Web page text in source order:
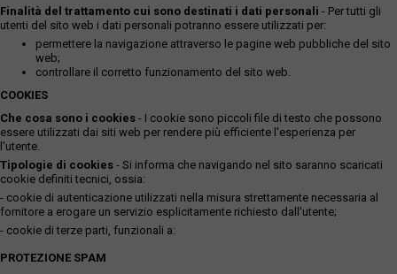
Finalità del trattamento cui sono destinati i dati personali - Per tutti gli
utenti del sito web i dati personali potranno essere utilizzati per:
permettere la navigazione attraverso le pagine web pubbliche del sito
web;
controllare il corretto funzionamento del sito web.
COOKIES
Che cosa sono i cookies - I cookie sono piccoli file di testo che possono
essere utilizzati dai siti web per rendere più efficiente l'esperienza per
l'utente.
Tipologie di cookies - Si informa che navigando nel sito saranno scaricati
cookie definiti tecnici, ossia:
- cookie di autenticazione utilizzati nella misura strettamente necessaria al
fornitore a erogare un servizio esplicitamente richiesto dall'utente;
- cookie di terze parti, funzionali a:
PROTEZIONE SPAM